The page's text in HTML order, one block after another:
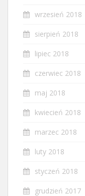
wrzesień 2018
sierpień 2018
lipiec 2018
czerwiec 2018
maj 2018
kwiecień 2018
marzec 2018
luty 2018
styczeń 2018
grudzień 2017